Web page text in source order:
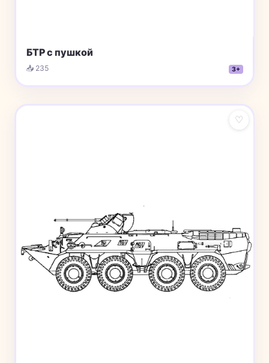
БТР с пушкой
📥 235 3+
♡